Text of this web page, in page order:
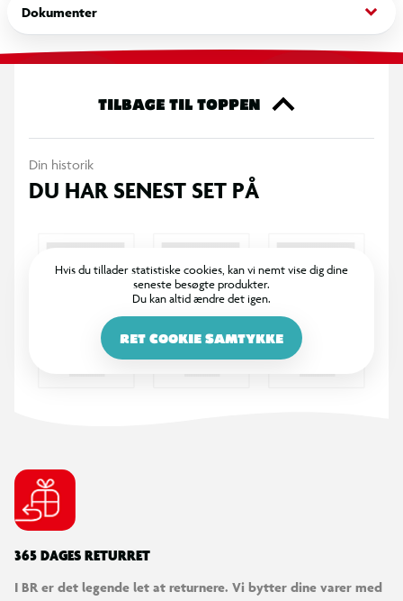
Dokumenter keyboard_arrow_down
TILBAGE TIL TOPPEN
Din historik
DU HAR SENEST SET PÅ
Hvis du tillader statistiske cookies, kan vi nemt vise dig dine
seneste besøgte produkter.
Du kan altid ændre det igen.
RET COOKIE SAMTYKKE
365 DAGES RETURRET
I BR er det legende let at returnere. Vi bytter dine varer med